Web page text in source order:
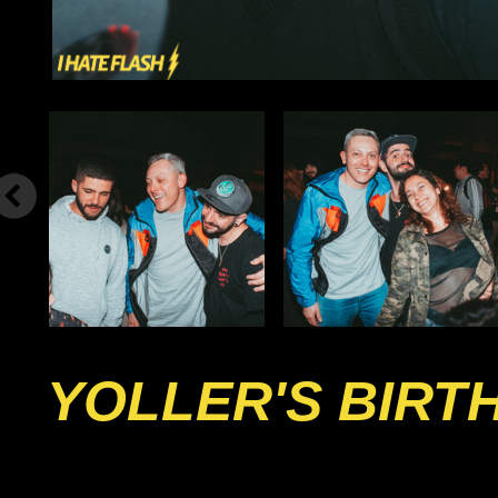
YOLLER'S